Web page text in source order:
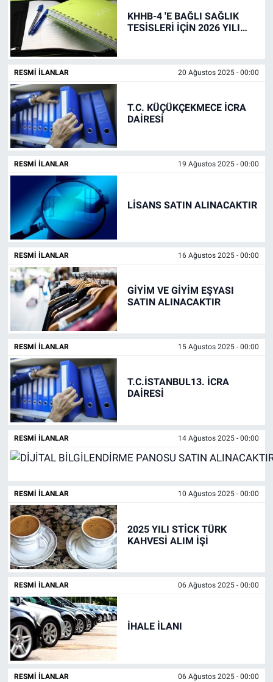
KHHB-4 'E BAĞLI SAĞLIK
TESİSLERİ İÇİN 2026 YILI
RESMI İLANLAR 20 Ağustos 2025 - 00:00
T.C. KÜÇÜKÇEKMECE İCRA
DAİRESİ
RESMI İLANLAR 19 Ağustos 2025 - 00:00
LİSANS SATIN ALINACAKTIR
RESMI İLANLAR 16 Ağustos 2025 - 00:00
GİYİM VE GİYİM EŞYASI
SATIN ALINACAKTIR
RESMI İLANLAR 15 Ağustos 2025 - 00:00
T.C.İSTANBUL13. İCRA
DAİRESİ
RESMI İLANLAR 14 Ağustos 2025 - 00:00
RESMI İLANLAR 10 Ağustos 2025 - 00:00
2025 YILI STİCK TÜRK
KAHVESİ ALIM İŞİ
RESMI İLANLAR 06 Ağustos 2025 - 00:00
İHALE İLANI
RESMI İLANLAR 06 Ağustos 2025 - 00:00
İLAN
Bize ulaşın
Yaşam
Gözden Kaçmasın
İletişim (Künye)